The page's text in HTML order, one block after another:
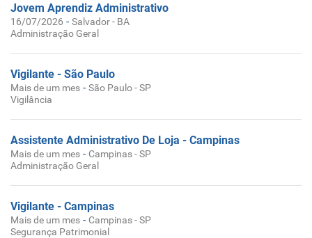
Jovem Aprendiz Administrativo
16/07/2026 -Salvador - BA
Administração Geral
Vigilante - São Paulo
Mais de um mes -São Paulo - SP
Vigilância
Assistente Administrativo De Loja - Campinas
Mais de um mes - Campinas - SP
Administração Geral
Vigilante - Campinas
Mais de um mes - Campinas - SP
Segurança Patrimonial